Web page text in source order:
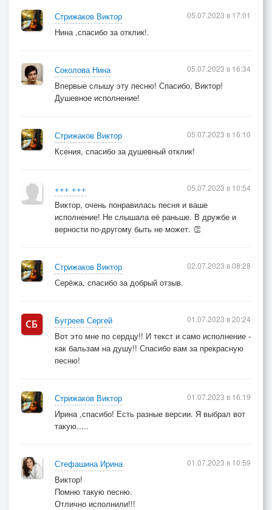
Стрижаков Виктор
Нина ,спасибо за отклик!.
05.07.2023 в 17:01
Соколова Нина
Впервые слышу эту песню! Спасибо, Виктор!
Душевное исполнение!
05.07.2023 в 16:34
Стрижаков Виктор
Ксения, спасибо за душевный отклик!
05.07.2023 в 16:10
+++ +++
Виктор, очень понравилась песня и ваше
исполнение! Не слышала её раньше. В дружбе и
верности по-другому быть не может. 👏
05.07.2023 в 10:54
Стрижаков Виктор
Серёжа, спасибо за добрый отзыв.
02.07.2023 в 08:28
Бугреев Сергей
Вот это мне по сердцу!! И текст и само исполнение -
как бальзам на душу!! Спасибо вам за прекрасную
песню!
01.07.2023 в 20:24
Стрижаков Виктор
Ирина ,спасибо! Есть разные версии. Я выбрал вот
такую.....
01.07.2023 в 16:19
Стефашина Ирина
Виктор!
Помню такую песню.
Отлично исполнили!!!
01.07.2023 в 10:59